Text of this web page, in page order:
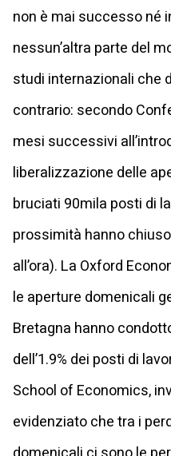
non è mai successo né
nessun’altra parte del
studi internazionali che
contrario: secondo
mesi successivi
liberalizzazione delle
bruciati 90mila posti di
prossimità hanno
all’ora). La Oxford
le aperture domenicali
Bretagna hanno
dell’1.9% dei posti di
School of Economics,
evidenziato che tra i